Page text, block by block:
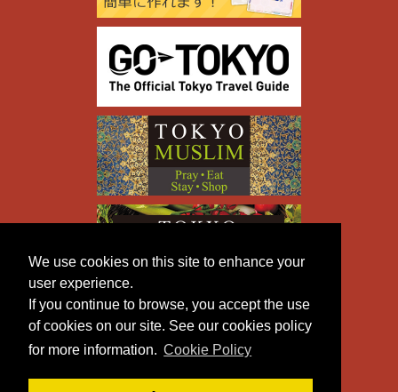
We use cookies on this site to enhance your
user experience.
If you continue to browse, you accept the use
of cookies on our site. See our cookies policy
for more information. Cookie Policy